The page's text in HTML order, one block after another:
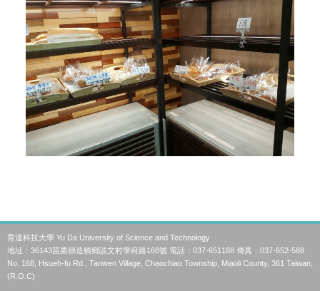
育達科技大學 Yu Da University of Science and Technology
地址：36143苗栗縣造橋鄉談文村學府路168號 電話：037-651188 傳真：037-652-588
No. 168, Hsueh-fu Rd., Tanwen Village, Chaochiao Township, Miaoli County, 361 Taiwan,
(R.O.C)